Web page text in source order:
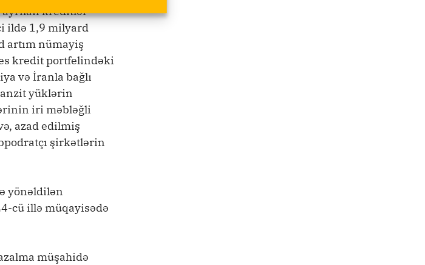
kreditlər
ildə 1,9 milyard
artım nümayiş
kredit portfelindəki
və İranla bağlı
yüklərin
iri məbləğli
azad edilmiş
şirkətlərin
yönəldilən
cü illə müqayisədə
müşahidə